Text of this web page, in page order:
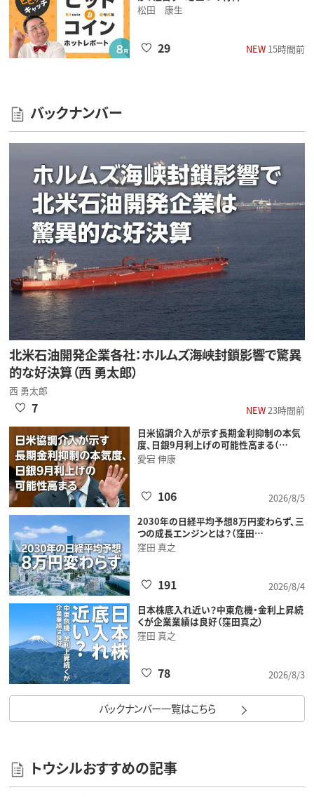
松田 康生
NEW15時間前
29
バックナンバー
北米石油開発企業各社：ホルムズ海峡封鎖影響で驚異
的な好決算（西 勇太郎）
西 勇太郎
NEW23時間前
7
日米協調介入が示す長期金利抑制の本気
度、日銀9月利上げの可能性高まる（…
愛宕 伸康
2026/8/5
106
2030年の日経平均予想8万円変わらず、三
つの成長エンジンとは？（窪田…
窪田 真之
2026/8/4
191
日本株底入れ近い？中東危機・金利上昇続
くが企業業績は良好（窪田真之）
窪田 真之
2026/8/3
78
バックナンバー一覧はこちら
トウシルおすすめの記事